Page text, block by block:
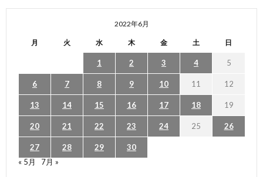
2022年6月
月 火 水 木 金 土 日
1 2 3 4 5
6 7 8 9 10 11 12
13 14 15 16 17 18 19
20 21 22 23 24 25 26
27 28 29
30
« 5月
7月 »